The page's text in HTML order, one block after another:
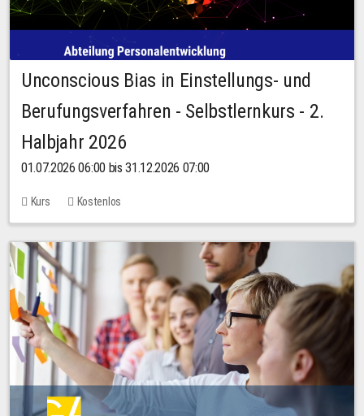
Unconscious Bias in Einstellungs- und
Berufungsverfahren - Selbstlernkurs - 2.
Halbjahr 2026
01.07.2026 06:00 bis 31.12.2026 07:00
Kurs Kostenlos